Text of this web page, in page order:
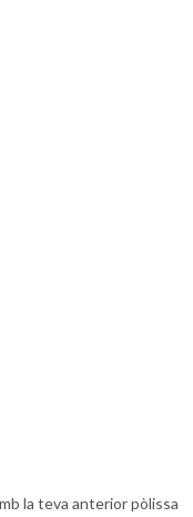
la teva anterior pòlissa